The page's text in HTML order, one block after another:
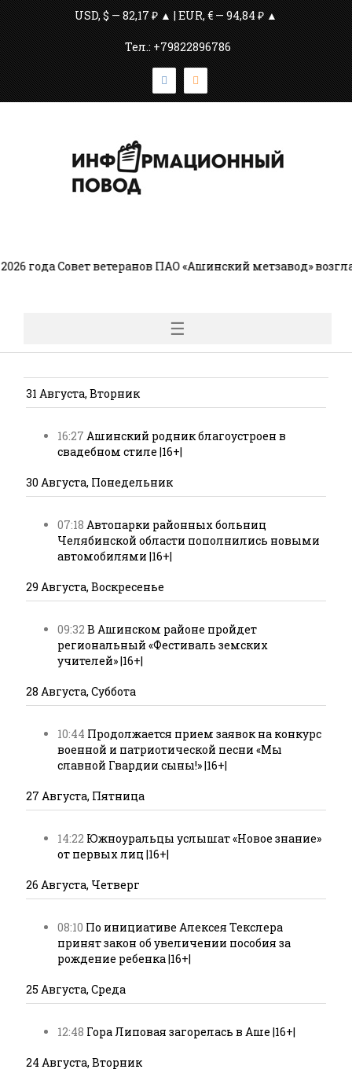
USD, $ — 82,17 ₽ ▲ | EUR, € — 94,84 ₽ ▲
Тел.: +79822896786
года Совет ветеранов ПАО «Ашинский метзавод»
☰
31 Августа, Вторник
16:27 Ашинский родник благоустроен в
свадебном стиле |16+|
30 Августа, Понедельник
07:18 Автопарки районных больниц
Челябинской области пополнились новыми
автомобилями |16+|
29 Августа, Воскресенье
09:32 В Ашинском районе пройдет
региональный «Фестиваль земских
учителей» |16+|
28 Августа, Суббота
10:44 Продолжается прием заявок на конкурс
военной и патриотической песни «Мы
славной Гвардии сыны!» |16+|
27 Августа, Пятница
14:22 Южноуральцы услышат «Новое знание»
от первых лиц |16+|
26 Августа, Четверг
08:10 По инициативе Алексея Текслера
принят закон об увеличении пособия за
рождение ребенка |16+|
25 Августа, Среда
12:48 Гора Липовая загорелась в Аше |16+|
24 Августа, Вторник